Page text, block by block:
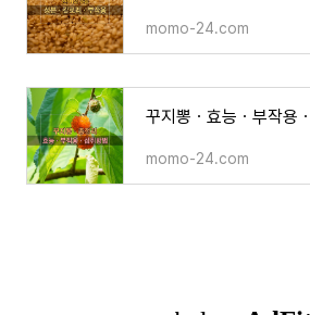
momo-24.com
꾸지뽕ㆍ효능ㆍ부작용
momo-24.com